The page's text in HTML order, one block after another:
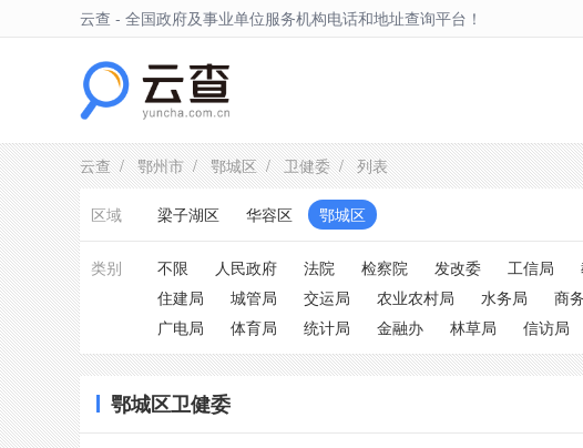
云查 - 全国政府及事业单位服务机构电话和地址查询平台！
云查/鄂州市/鄂城区/卫健委/ 列表
区域 梁子湖区 华容区 鄂城区
类别 不限 人民政府 法院 检察院 发改委 工信局
住建局
城管局 交运局 农业农村局 水务局 商
广电局
体育局 统计局 金融办 林草局 信访局
鄂城区卫健委